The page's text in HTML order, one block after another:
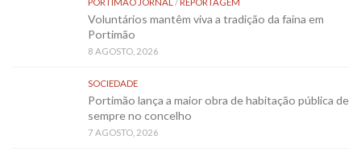
PORTIMÃO JORNAL /REPORTAGEM
Voluntários mantêm viva a tradição da faina em
Portimão
8 AGOSTO, 2026
SOCIEDADE
Portimão lança a maior obra de habitação pública de
sempre no concelho
7 AGOSTO, 2026